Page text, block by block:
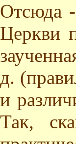
Отсюда -
Церкви
д.
и
Так,